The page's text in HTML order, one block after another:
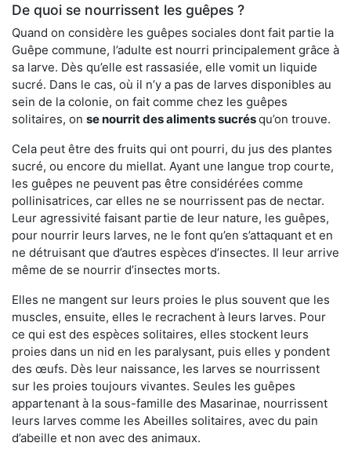
De quoi se nourrissent les guêpes ?
Quand on considère les guêpes sociales dont fait partie la
Guêpe commune, l’adulte est nourri principalement grâce à
sa larve. Dès qu’elle est rassasiée, elle vomit un liquide
sucré. Dans le cas, où il n’y a pas de larves disponibles au
sein de la colonie, on fait comme chez les guêpes
solitaires, on se nourrit des aliments sucrésqu’on trouve.
Cela peut être des fruits qui ont pourri, du jus des plantes
sucré, ou encore du miellat. Ayant une langue trop courte,
les guêpes ne peuvent pas être considérées comme
pollinisatrices, car elles ne se nourrissent pas de nectar.
Leur agressivité faisant partie de leur nature, les guêpes,
pour nourrir leurs larves, ne le font qu’en s’attaquant et en
ne détruisant que d’autres espèces d’insectes. Il leur arrive
même de se nourrir d’insectes morts.
Elles ne mangent sur leurs proies le plus souvent que les
muscles, ensuite, elles le recrachent à leurs larves. Pour
ce qui est des espèces solitaires, elles stockent leurs
proies dans un nid en les paralysant, puis elles y pondent
des œufs. Dès leur naissance, les larves se nourrissent
sur les proies toujours vivantes. Seules les guêpes
appartenant à la sous-famille des Masarinae, nourrissent
leurs larves comme les Abeilles solitaires, avec du pain
d’abeille et non avec des animaux.